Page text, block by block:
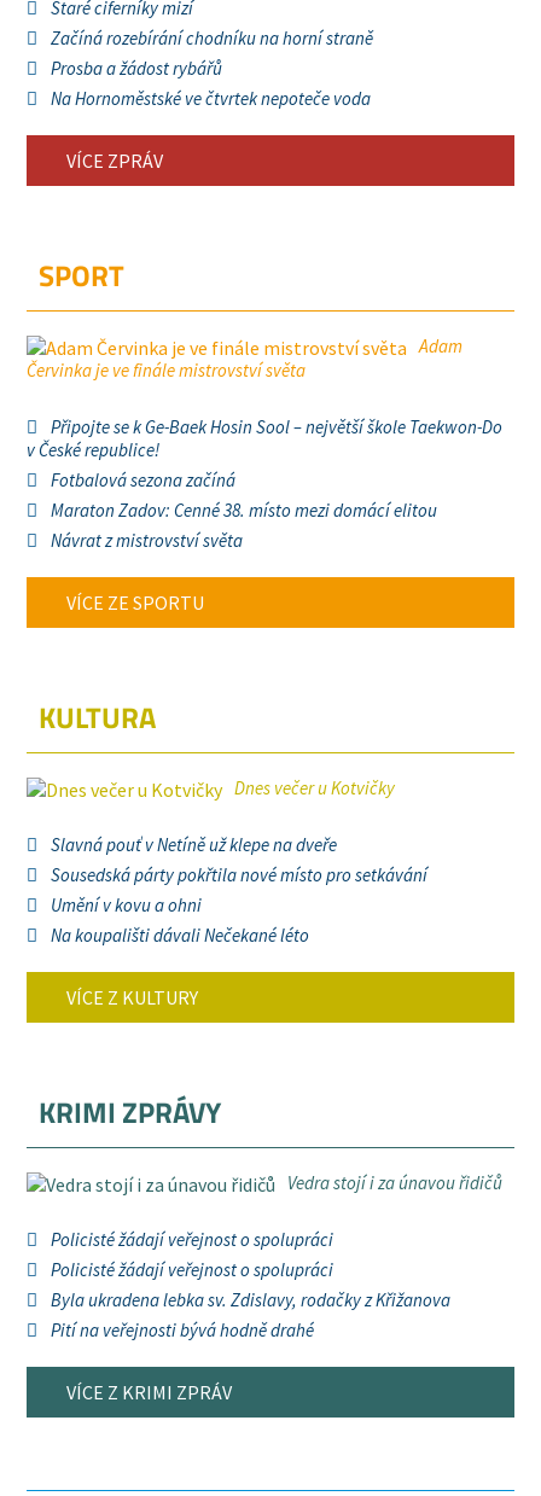
Staré ciferníky mizí
Začíná rozebírání chodníku na horní straně
Prosba a žádost rybářů
Na Hornoměstské ve čtvrtek nepoteče voda
VÍCE ZPRÁV
SPORT
Adam
Červinka je ve finále mistrovství světa
Připojte se k Ge-Baek Hosin Sool – největší škole Taekwon-Do
v České republice!
Fotbalová sezona začíná
Maraton Zadov: Cenné 38. místo mezi domácí elitou
Návrat z mistrovství světa
VÍCE ZE SPORTU
KULTURA
Dnes večer u Kotvičky
Slavná pouť v Netíně už klepe na dveře
Sousedská párty pokřtila nové místo pro setkávání
Umění v kovu a ohni
Na koupališti dávali Nečekané léto
VÍCE Z KULTURY
KRIMI ZPRÁVY
Vedra stojí i za únavou řidičů
Policisté žádají veřejnost o spolupráci
Policisté žádají veřejnost o spolupráci
Byla ukradena lebka sv. Zdislavy, rodačky z Křižanova
Pití na veřejnosti bývá hodně drahé
VÍCE Z KRIMI ZPRÁV